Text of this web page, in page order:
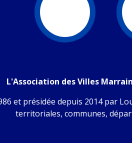
L'Association des Villes
et présidée depuis 2014 par
territoriales, communes,